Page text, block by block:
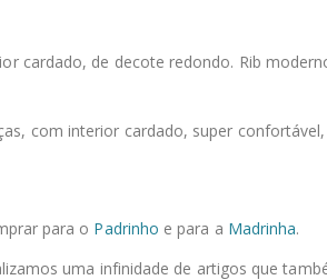
cardado, de decote redondo. Rib
com interior cardado, super
para o Padrinho e para a Madrinha.
uma infinidade de artigos que